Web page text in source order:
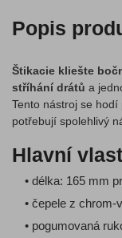
Popis
Štikacie kliešte
stříhání drátů a
Tento nástroj se hodí
potřebují spolehlivý
Hlavní
• délka: 165 mm
• čepele z chrom-
• pogumovaná